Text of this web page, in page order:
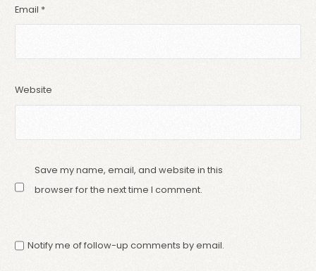
Email *
Website
Save my name, email, and website in this
browser for the next time I comment.
Notify me of follow-up comments by email.